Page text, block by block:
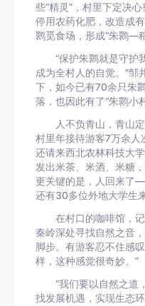
些“精灵”，村里下定决
停用农药化肥，改造成
鹮觅食场，形成“朱鹮—
“保护朱鹮就是守护
成为全村人的自觉。”邹
下，如今已有70余只朱
落，也因此有了“朱鹮小
人不负青山，青山定
村里年接待游客7万余
还请来西北农林科技大
发出米茶、米酒、米糖
更关键的是，人回来了
还有30多位外地大学生
在村口的咖啡馆，记
秦岭深处寻找自然之音
脚步。有游客忍不住感
样，这种感觉很奇妙。”
“我们要以自然之道
找发展机遇，实现生态